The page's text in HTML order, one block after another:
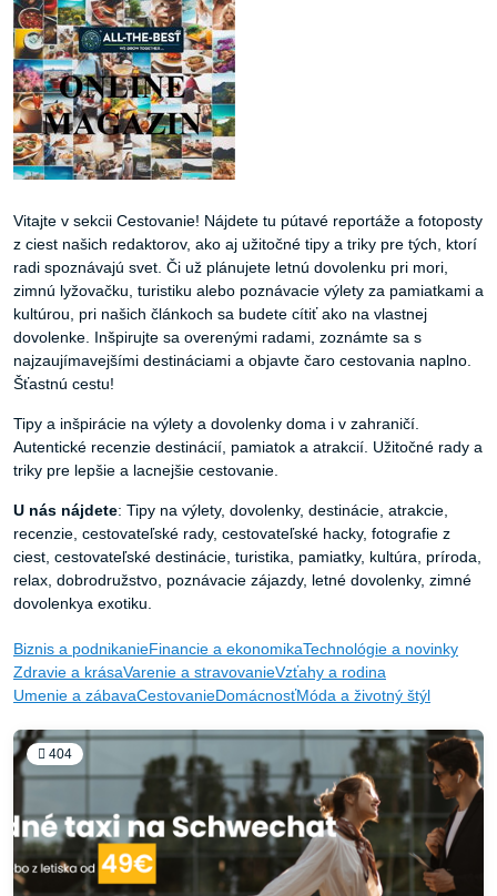
Vitajte v sekcii Cestovanie! Nájdete tu pútavé reportáže a fotoposty
z ciest našich redaktorov, ako aj užitočné tipy a triky pre tých, ktorí
radi spoznávajú svet. Či už plánujete letnú dovolenku pri mori,
zimnú lyžovačku, turistiku alebo poznávacie výlety za pamiatkami a
kultúrou, pri našich článkoch sa budete cítiť ako na vlastnej
dovolenke. Inšpirujte sa overenými radami, zoznámte sa s
najzaujímavejšími destináciami a objavte čaro cestovania naplno.
Šťastnú cestu!
Tipy a inšpirácie na výlety a dovolenky doma i v zahraničí.
Autentické recenzie destinácií, pamiatok a atrakcií. Užitočné rady a
triky pre lepšie a lacnejšie cestovanie.
U nás nájdete: Tipy na výlety, dovolenky, destinácie, atrakcie,
recenzie, cestovateľské rady, cestovateľské hacky, fotografie z
ciest, cestovateľské destinácie, turistika, pamiatky, kultúra, príroda,
relax, dobrodružstvo, poznávacie zájazdy, letné dovolenky, zimné
dovolenkya exotiku.
Biznis a podnikanieFinancie a ekonomikaTechnológie a novinky
Zdravie a krásaVarenie a stravovanieVzťahy a rodina
Umenie a zábavaCestovanieDomácnosťMóda a životný štýl
404